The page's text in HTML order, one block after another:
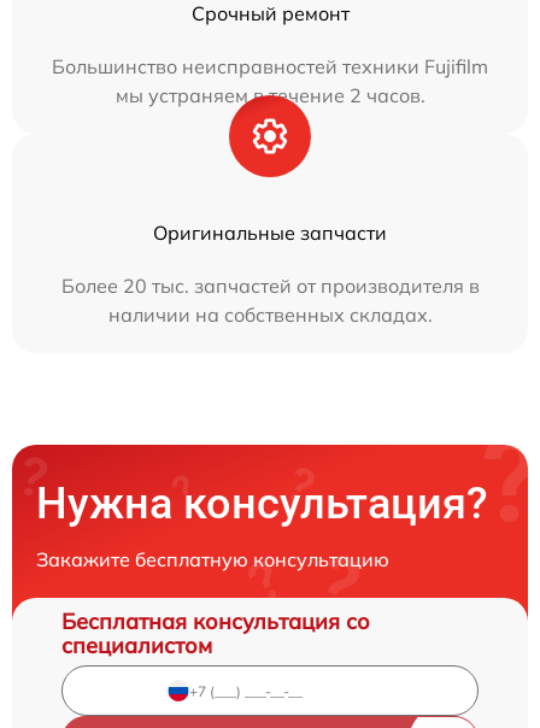
Срочный ремонт
Большинство неисправностей техники Fujifilm
мы устраняем в течение 2 часов.
Оригинальные запчасти
Более 20 тыс. запчастей от производителя в
наличии на собственных складах.
Нужна консультация?
Закажите бесплатную консультацию
Бесплатная консультация со
специалистом